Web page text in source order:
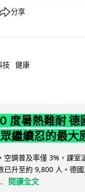
分享
技 健康
度暑熱難耐 德
繼續忍的最大
空調普及率僅 3%，課室
已升至約 9,800 人。德
閱讀全文